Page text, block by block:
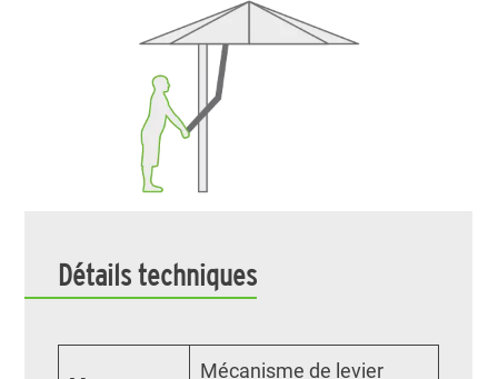
Détails techniques
Mécanisme de levier